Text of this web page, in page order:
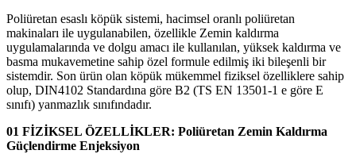
Poliüretan esaslı köpük sistemi, hacimsel oranlı poliüretan
makinaları ile uygulanabilen, özellikle Zemin kaldırma
uygulamalarında ve dolgu amacı ile kullanılan, yüksek kaldırma ve
basma mukavemetine sahip özel formule edilmiş iki bileşenli bir
sistemdir. Son ürün olan köpük mükemmel fiziksel özelliklere sahip
olup, DIN4102 Standardına göre B2 (TS EN 13501-1 e göre E
sınıfı) yanmazlık sınıfındadır.
01 FİZİKSEL ÖZELLİKLER: Poliüretan Zemin Kaldırma
Güçlendirme Enjeksiyon